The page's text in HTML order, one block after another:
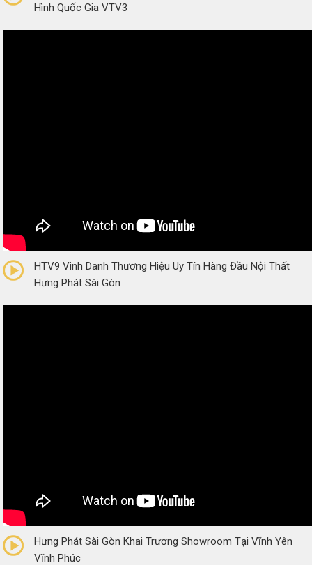
Hình Quốc Gia VTV3
(0 Reviews)
HTV9 Vinh Danh Thương Hiệu Uy Tín Hàng Đầu Nội Thất
Hưng Phát Sài Gòn
(0 Reviews)
Hưng Phát Sài Gòn Khai Trương Showroom Tại Vĩnh Yên
Vĩnh Phúc